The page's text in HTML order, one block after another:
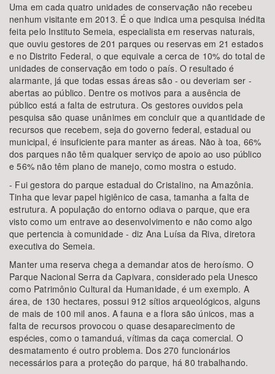
Área de Levantamento
Área Protegida
BUSCAR
Uma em cada quatro unidades de conservação não recebeu
nenhum visitante em 2013. É o que indica uma pesquisa inédita
feita pelo Instituto Semeia, especialista em reservas naturais,
que ouviu gestores de 201 parques ou reservas em 21 estados
e no Distrito Federal, o que equivale a cerca de 10% do total de
unidades de conservação em todo o país. O resultado é
alarmante, já que todas essas áreas são - ou deveriam ser -
abertas ao público. Dentre os motivos para a ausência de
público está a falta de estrutura. Os gestores ouvidos pela
pesquisa são quase unânimes em concluir que a quantidade de
recursos que recebem, seja do governo federal, estadual ou
municipal, é insuficiente para manter as áreas. Não à toa, 66%
dos parques não têm qualquer serviço de apoio ao uso público
e 56% não têm plano de manejo, como mostra o estudo.
- Fui gestora do parque estadual do Cristalino, na Amazônia.
Tinha que levar papel higiênico de casa, tamanha a falta de
estrutura. A população do entorno odiava o parque, que era
visto como um entrave ao desenvolvimento e não como algo
que pertencia à comunidade - diz Ana Luísa da Riva, diretora
executiva do Semeia.
Manter uma reserva chega a demandar atos de heroísmo. O
Parque Nacional Serra da Capivara, considerado pela Unesco
como Patrimônio Cultural da Humanidade, é um exemplo. A
área, de 130 hectares, possui 912 sítios arqueológicos, alguns
de mais de 100 mil anos. A fauna e a flora são únicos, mas a
falta de recursos provocou o quase desaparecimento de
espécies, como o tamanduá, vítimas da caça comercial. O
desmatamento é outro problema. Dos 270 funcionários
necessários para a proteção do parque, há 80 trabalhando.